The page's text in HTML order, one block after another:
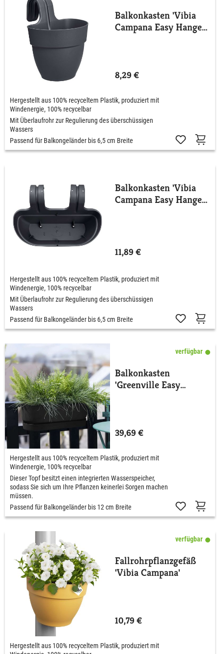
Balkonkasten 'Vibia
Campana Easy Hanger'
8,29 €
Hergestellt aus 100% recyceltem Plastik, produziert mit
Windenergie, 100% recycelbar
Mit Überlaufrohr zur Regulierung des überschüssigen
Wassers
Passend für Balkongeländer bis 6,5 cm Breite
Balkonkasten 'Vibia
Campana Easy Hanger'
11,89 €
Hergestellt aus 100% recyceltem Plastik, produziert mit
Windenergie, 100% recycelbar
Mit Überlaufrohr zur Regulierung des überschüssigen
Wassers
Passend für Balkongeländer bis 6,5 cm Breite
verfügbar
Balkonkasten
'Greenville Easy
39,69 €
Hergestellt aus 100% recyceltem Plastik, produziert mit
Windenergie, 100% recycelbar
Dieser Topf besitzt einen integrierten Wasserspeicher,
sodass Sie sich um Ihre Pflanzen keinerlei Sorgen machen
müssen.
Passend für Balkongeländer bis 12 cm Breite
verfügbar
Fallrohrpflanzgefäß
'Vibia Campana'
10,79 €
Hergestellt aus 100% recyceltem Plastik, produziert mit